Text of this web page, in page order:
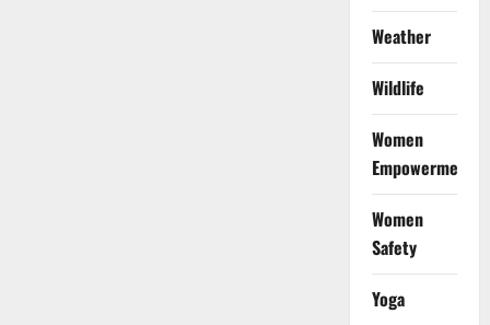
Weather
Wildlife
Women
Empowerment
Women
Safety
Yoga